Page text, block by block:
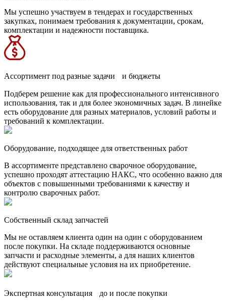
Мы успешно участвуем в тендерах и государственных
закупках, понимаем требования к документации, срокам,
комплектации и надежности поставщика.
Ассортимент под разные задачи и бюджеты
Подберем решение как для профессионального интенсивного
использования, так и для более экономичных задач. В линейке
есть оборудование для разных материалов, условий работы и
требований к комплектации.
Оборудование, подходящее для ответственных работ
В ассортименте представлено сварочное оборудование,
успешно проходят аттестацию НАКС, что особенно важно для
объектов с повышенными требованиями к качеству и
контролю сварочных работ.
Собственный склад запчастей
Мы не оставляем клиента один на один с оборудованием
после покупки. На складе поддерживаются основные
запчасти и расходные элементы, а для наших клиентов
действуют специальные условия на их приобретение.
Экспертная консультация до и после покупки